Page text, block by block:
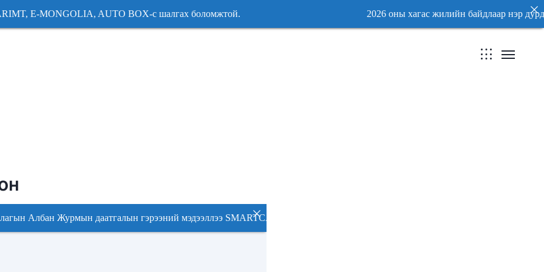
E-MONGOLIA, AUTO BOX-с шалгах боломжтой. 2026 оны хагас жилийн байдлаар нэр
E-MONGOLIA, AUTO BOX-с шалгах боломжтой. 2026 оны хагас жилийн байдлаар нэр